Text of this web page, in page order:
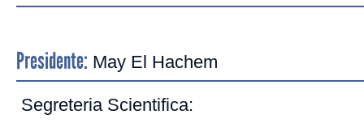
Presidente: May El Hachem
Segreteria Scientifica: